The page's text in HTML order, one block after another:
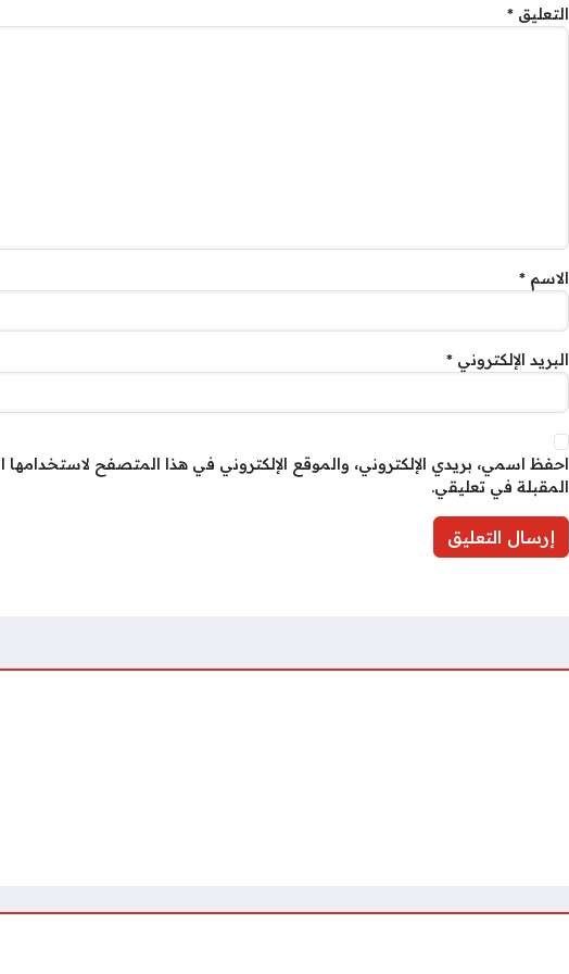
التعليق *
الاسم *
البريد الإلكتروني *
احفظ اسمي، بريدي الإلكتروني، والموقع الإلكتروني في هذا المتصفح لاستخدامها
المقبلة في تعليقي.